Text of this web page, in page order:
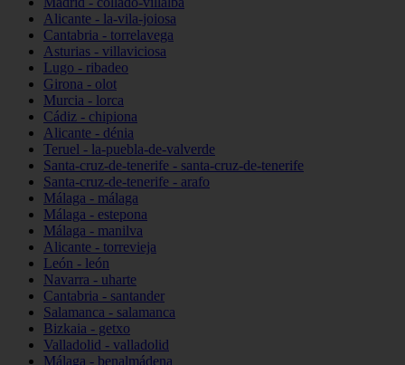
Alicante - la-vila-joiosa
Cantabria - torrelavega
Asturias - villaviciosa
Lugo - ribadeo
Girona - olot
Murcia - lorca
Cádiz - chipiona
Alicante - dénia
Teruel - la-puebla-de-valverde
Santa-cruz-de-tenerife - santa-cruz-de-tenerife
Santa-cruz-de-tenerife - arafo
Málaga - málaga
Málaga - estepona
Málaga - manilva
Alicante - torrevieja
León - león
Navarra - uharte
Cantabria - santander
Salamanca - salamanca
Bizkaia - getxo
Valladolid - valladolid
Málaga - benalmádena